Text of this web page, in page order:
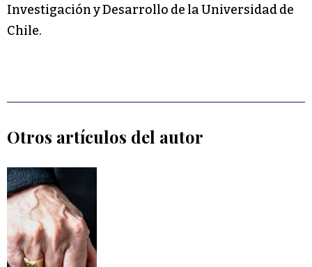
Investigación y Desarrollo de la Universidad de
Chile.
Otros artículos del autor